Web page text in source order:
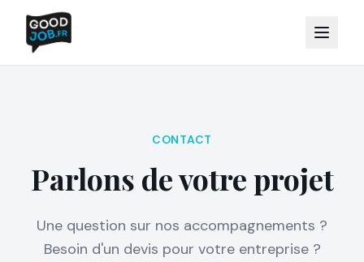
CONTACT
Parlons de votre projet
Une question sur nos accompagnements ?
Besoin d'un devis pour votre entreprise ?